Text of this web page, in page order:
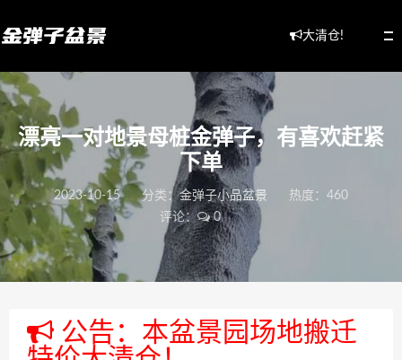
大清仓!
漂亮一对地景母桩金弹子，有喜欢赶紧
下单
2023-10-15 分类：金弹子小品盆景
热度：460
评论：
0
公告：本盆景园场地搬迁